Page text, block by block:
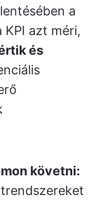
a
KPI azt méri,
és
követni: